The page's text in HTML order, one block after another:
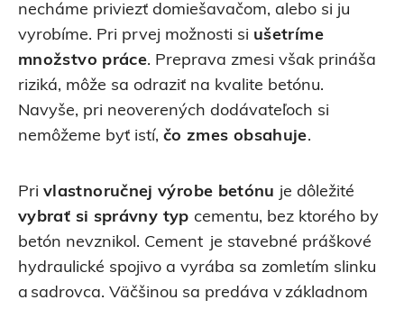
necháme priviezť domiešavačom, alebo si ju
vyrobíme. Pri prvej možnosti si ušetríme
množstvo práce. Preprava zmesi však prináša
riziká, môže sa odraziť na kvalite betónu.
Navyše, pri neoverených dodávateľoch si
nemôžeme byť istí, čo zmes obsahuje.
Pri vlastnoručnej výrobe betónu je dôležité
vybrať si správny typ cementu, bez ktorého by
betón nevznikol. Cement je stavebné práškové
hydraulické spojivo a vyrába sa zomletím slinku
a sadrovca. Väčšinou sa predáva v základnom